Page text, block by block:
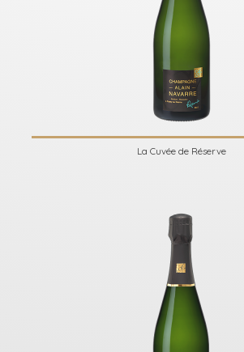
La Cuvée de Réserve